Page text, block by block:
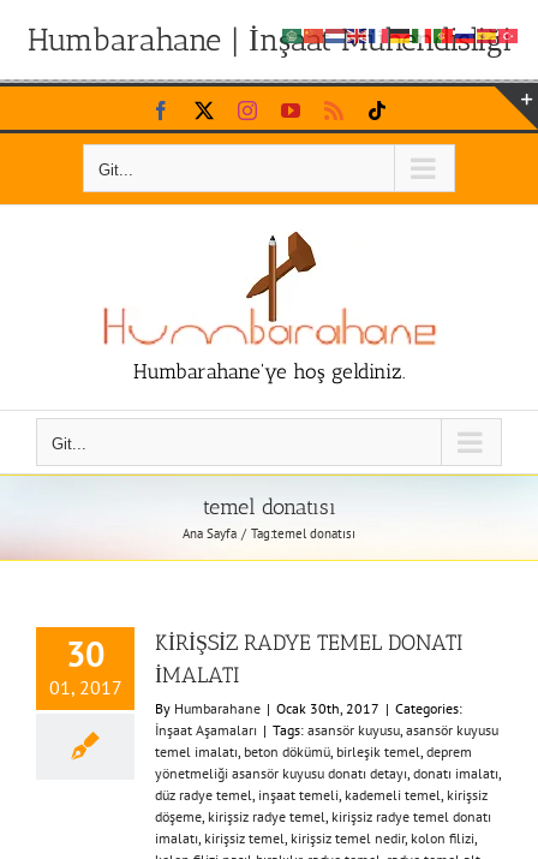
Humbarahane | İnşaat Mühendisliği
Skip
to
Facebook InstagramYouTubeRss
Git...
Humbarahane'ye hoş geldiniz.
Git...
temel donatısı
Ana Sayfa Tag:temel donatısı
30
01, 2017
KİRİŞSİZ RADYE TEMEL DONATI
İMALATI
By Humbarahane | Ocak 30th, 2017 | Categories:
İnşaat Aşamaları | Tags: asansör kuyusu, asansör kuyusu
temel imalatı, beton dökümü, birleşik temel, deprem
yönetmeliği asansör kuyusu donatı detayı, donatı imalatı,
düz radye temel, inşaat temeli, kademeli temel, kirişsiz
döşeme, kirişsiz radye temel, kirişsiz radye temel donatı
imalatı, kirişsiz temel, kirişsiz temel nedir, kolon filizi,